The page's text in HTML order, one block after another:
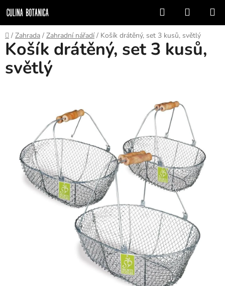
na
obsah
Hľadať
KOŠÍK
Domov
/ Zahrada / Zahradní nářadí / Košík drátěný, set 3 kusů, světlý
Košík drátěný, set 3 kusů,
světlý